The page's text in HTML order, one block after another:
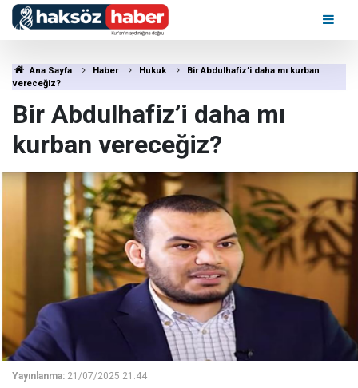
Ana Sayfa Haber Hukuk
Bir Abdulhafiz’i daha mı kurban
vereceğiz?
Bir Abdulhafiz’i daha mı
kurban vereceğiz?
Yayınlanma: 21/07/2025 21:44